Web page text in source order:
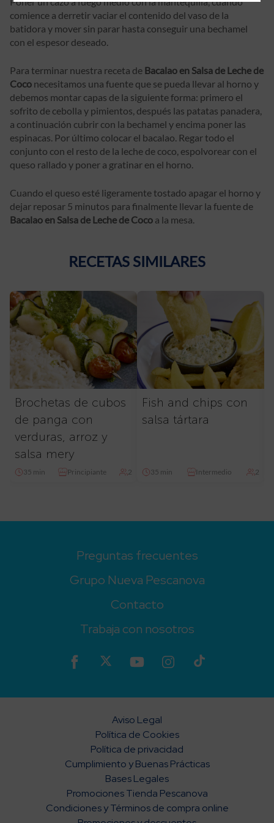
comience a derretir vaciar el contenido del vaso de la
batidora y mover sin parar hasta conseguir una bechamel
con el espesor deseado.
Para terminar nuestra receta de Bacalao en Salsa de Leche de
Coco necesitamos una fuente que se pueda llevar al horno y
debemos montar capas de la siguiente forma: primero el
sofrito de cebolla y pimientos, después las patatas panadera,
a continuación cubrir con la bechamel y encima poner las
espinacas. Por último colocar el bacalao. Regar todo el
conjunto con el resto de la leche de coco, espolvorear con el
queso rallado y poner a gratinar en el horno.
Cuando el queso esté ligeramente tostado apagar el horno y
dejar reposar 5 minutos para finalmente llevar la fuente de
Bacalao en Salsa de Leche de Coco a la mesa.
RECETAS SIMILARES
Brochetas de cubos
de panga con
verduras, arroz y
salsa mery
35 min Principiante 2
Fish and chips con
salsa tártara
35 min Intermedio 2
Preguntas frecuentes
Grupo Nueva Pescanova
Contacto
Trabaja con nosotros
Aviso Legal
Política de Cookies
Política de privacidad
Cumplimiento y Buenas Prácticas
Bases Legales
Promociones Tienda Pescanova
Condiciones y Términos de compra online